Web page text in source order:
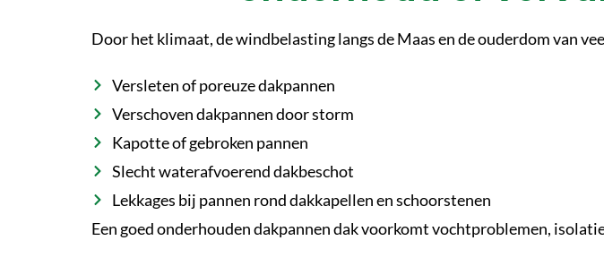
Door het klimaat, de windbelasting langs de Maas en de ouderdom van
Versleten of poreuze dakpannen
Verschoven dakpannen door storm
Kapotte of gebroken pannen
Slecht waterafvoerend dakbeschot
Lekkages bij pannen rond dakkapellen en schoorstenen
Een goed onderhouden dakpannen dak voorkomt vochtproblemen,